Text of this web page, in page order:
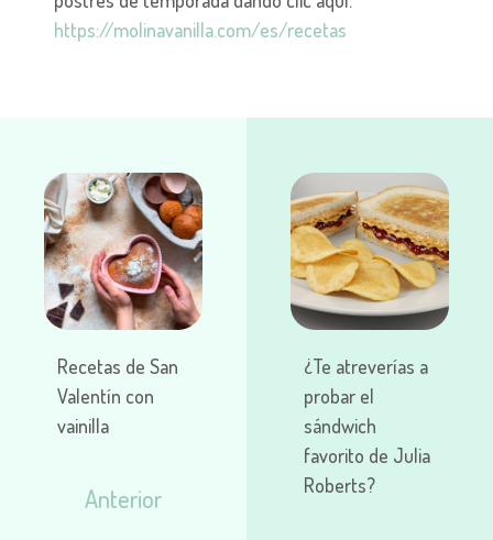
https://molinavanilla.com/es/recetas
Recetas de San
Valentín con
vainilla
Anterior
¿Te atreverías a
probar el
sándwich
favorito de Julia
Roberts?